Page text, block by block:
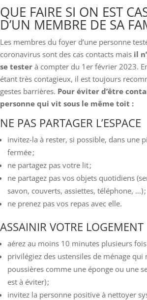
QUE FAIRE SI ON EST
D’UN MEMBRE DE SA
Les membres du foyer d’une personne
coronavirus sont des cas contacts mais il
se tester à compter du 1er février 2023.
étant très contagieux, il est toujours
gestes barrières. Pour éviter d’être
personne qui vit sous le même toit :
NE PAS PARTAGER L’ESPACE
invitez-la à rester, si possible, dans une
fermée ;
ne partagez pas votre lit ;
ne partagez pas vos objets quotidiens
savon, couverts, assiettes, téléphone, …) ;
ne prenez pas vos repas avec elle.
ASSAINIR VOTRE LOGEMENT
aérez au moins 10 minutes plusieurs
privilégiez des ustensiles de ménage qui
poussières comme une éponge ou une
est à éviter) ;
invitez la personne positive à nettoyer